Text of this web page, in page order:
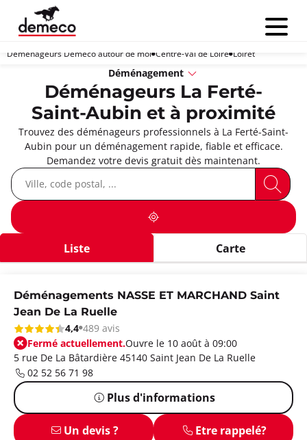
Menu
Déménageurs Demeco autour de moi Centre-Val de Loire Loiret
Déménagement
Déménageurs La Ferté-
Saint-Aubin et à proximité
Trouvez des déménageurs professionnels à La Ferté-Saint-
Aubin pour un déménagement rapide, fiable et efficace.
Demandez votre devis gratuit dès maintenant.
Liste Carte
Déménagements NASSE ET MARCHAND Saint
Jean De La Ruelle
4,4 489 avis
Fermé actuellement.Ouvre le 10 août à 09:00
5 rue De La Bâtardière 45140 Saint Jean De La Ruelle
02 52 56 71 98
Plus d'informations
Un devis ? Etre rappelé?